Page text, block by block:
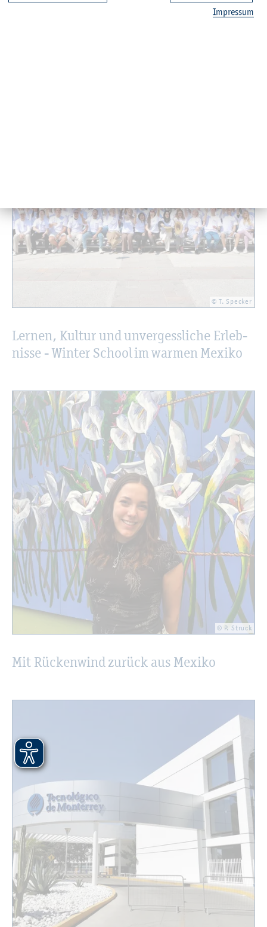
© T. Spe­cker
Ler­nen, Kul­tur und un­ver­gess­li­che Er­leb­
nis­se - Win­ter School im war­men Me­xi­ko
© P. Struck
Mit Rü­cken­wind zu­rück aus Me­xi­ko
Im­pres­sum